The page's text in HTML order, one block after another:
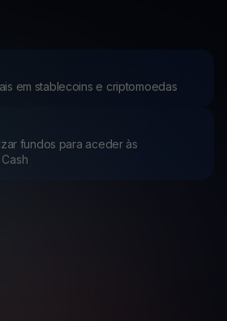
em stablecoins e criptomoedas
fundos para aceder às